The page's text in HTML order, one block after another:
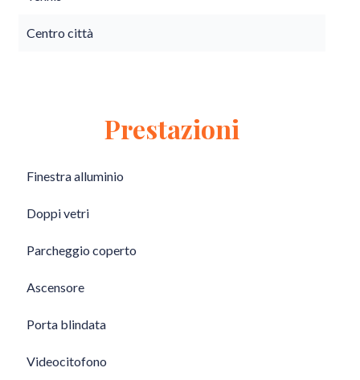
Centro città
Prestazioni
Finestra alluminio
Doppi vetri
Parcheggio coperto
Ascensore
Porta blindata
Videocitofono